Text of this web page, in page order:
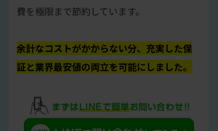
費を極限まで節約しています。
余計なコストがかからない分、充実した保
証と業界最安値の両立を可能にしました。